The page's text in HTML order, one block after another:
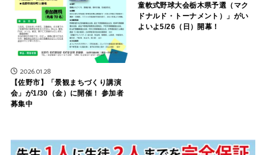
2026.01.28
【佐野市】「景観まちづくり講演
会」が1/30（金）に開催！ 参加者
募集中
童軟式野球大会栃木県予選（マク
ドナルド・トーナメント）」がい
よいよ5/26（日）開幕！